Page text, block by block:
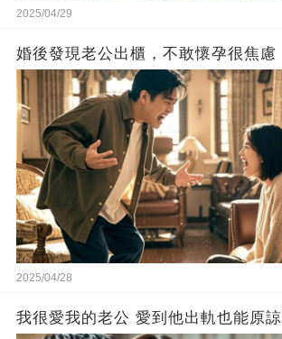
2025/04/29
婚後發現老公出櫃，不敢懷孕很焦慮
2025/04/28
我很愛我的老公 愛到他出軌也能原諒